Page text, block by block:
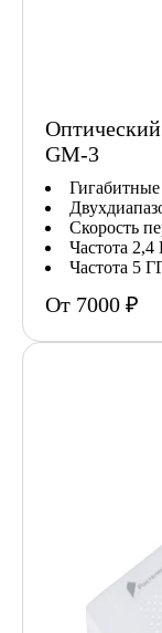
GM-3
Скорость
Частота
Частота 5
От 7000 ₽